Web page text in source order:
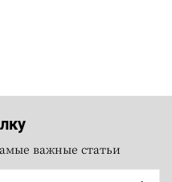
важные статьи